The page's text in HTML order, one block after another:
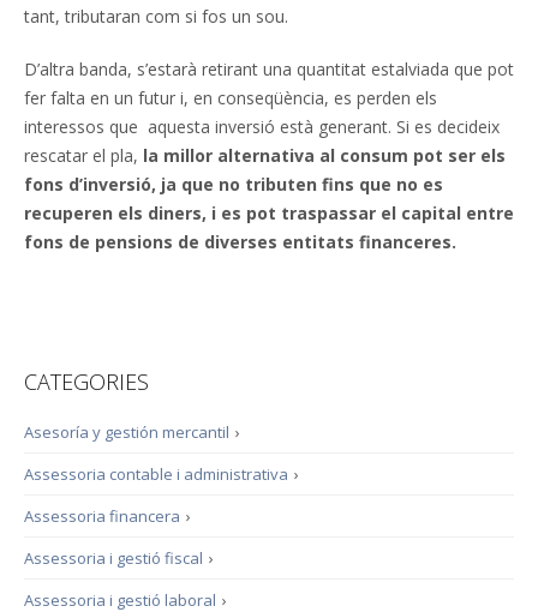
tant, tributaran com si fos un sou.
D’altra banda, s’estarà retirant una quantitat estalviada que pot
fer falta en un futur i, en conseqüència, es perden els
interessos que aquesta inversió està generant. Si es decideix
rescatar el pla, la millor alternativa al consum pot ser els
fons d’inversió, ja que no tributen fins que no es
recuperen els diners, i es pot traspassar el capital entre
fons de pensions de diverses entitats financeres.
CATEGORIES
›
Asesoría y gestión mercantil
›
Assessoria contable i administrativa
›
Assessoria financera
›
Assessoria i gestió fiscal
›
Assessoria i gestió laboral